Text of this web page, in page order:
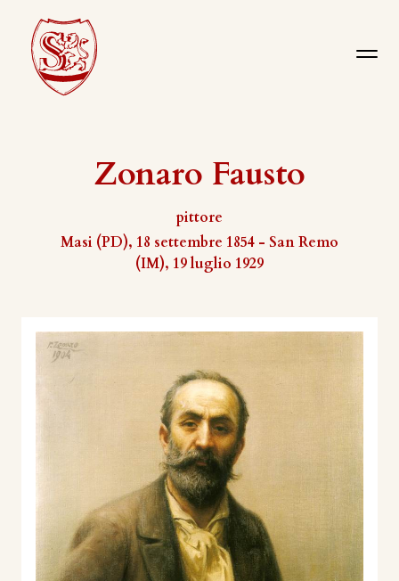
Zonaro Fausto
pittore
Masi (PD), 18 settembre 1854 - San Remo
(IM), 19 luglio 1929